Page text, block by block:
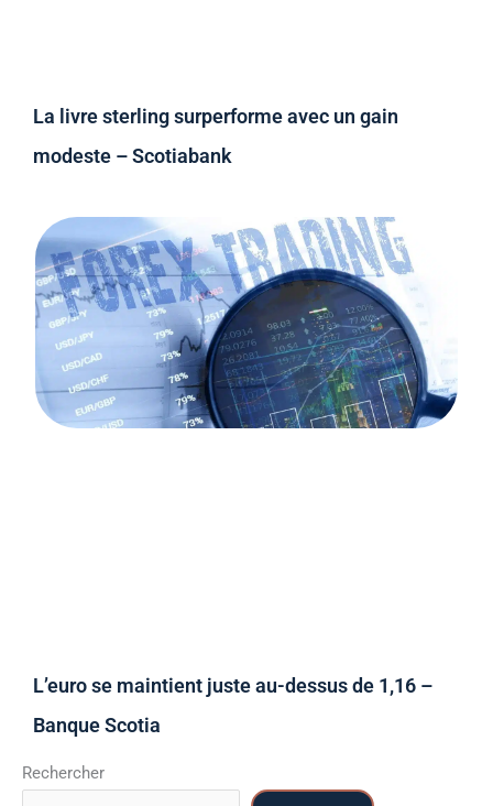
La livre sterling surperforme avec un gain
modeste – Scotiabank
L’euro se maintient juste au-dessus de 1,16 –
Banque Scotia
Rechercher